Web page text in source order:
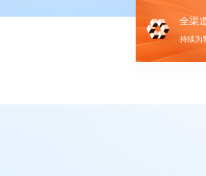
全渠
持续为